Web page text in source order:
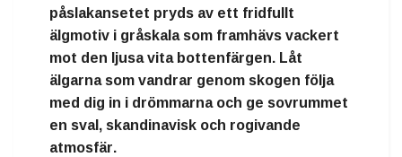
påslakansetet pryds av ett fridfullt
älgmotiv i gråskalasom framhävs vackert
mot den ljusa vita bottenfärgen. Låt
älgarna som vandrar genom skogen följa
med dig in i drömmarna och ge sovrummet
en sval, skandinavisk och rogivande
atmosfär.